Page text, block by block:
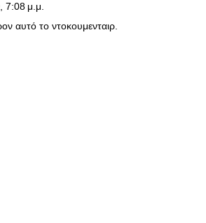
7:08 μ.μ.
αυτό το ντοκουμενταιρ.